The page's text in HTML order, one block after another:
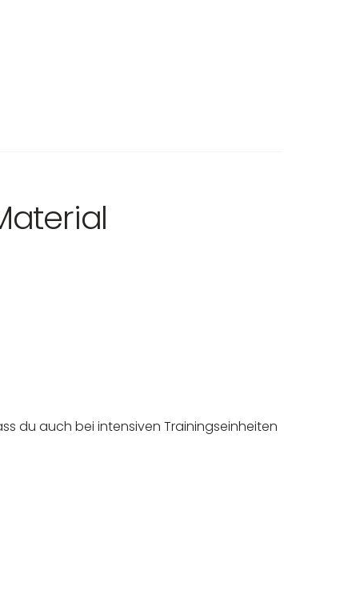
du auch bei intensiven Trainingseinheiten